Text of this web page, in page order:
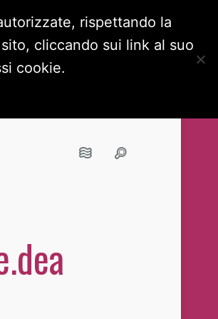
rispettando la
cliccando sui link al suo
cookie.